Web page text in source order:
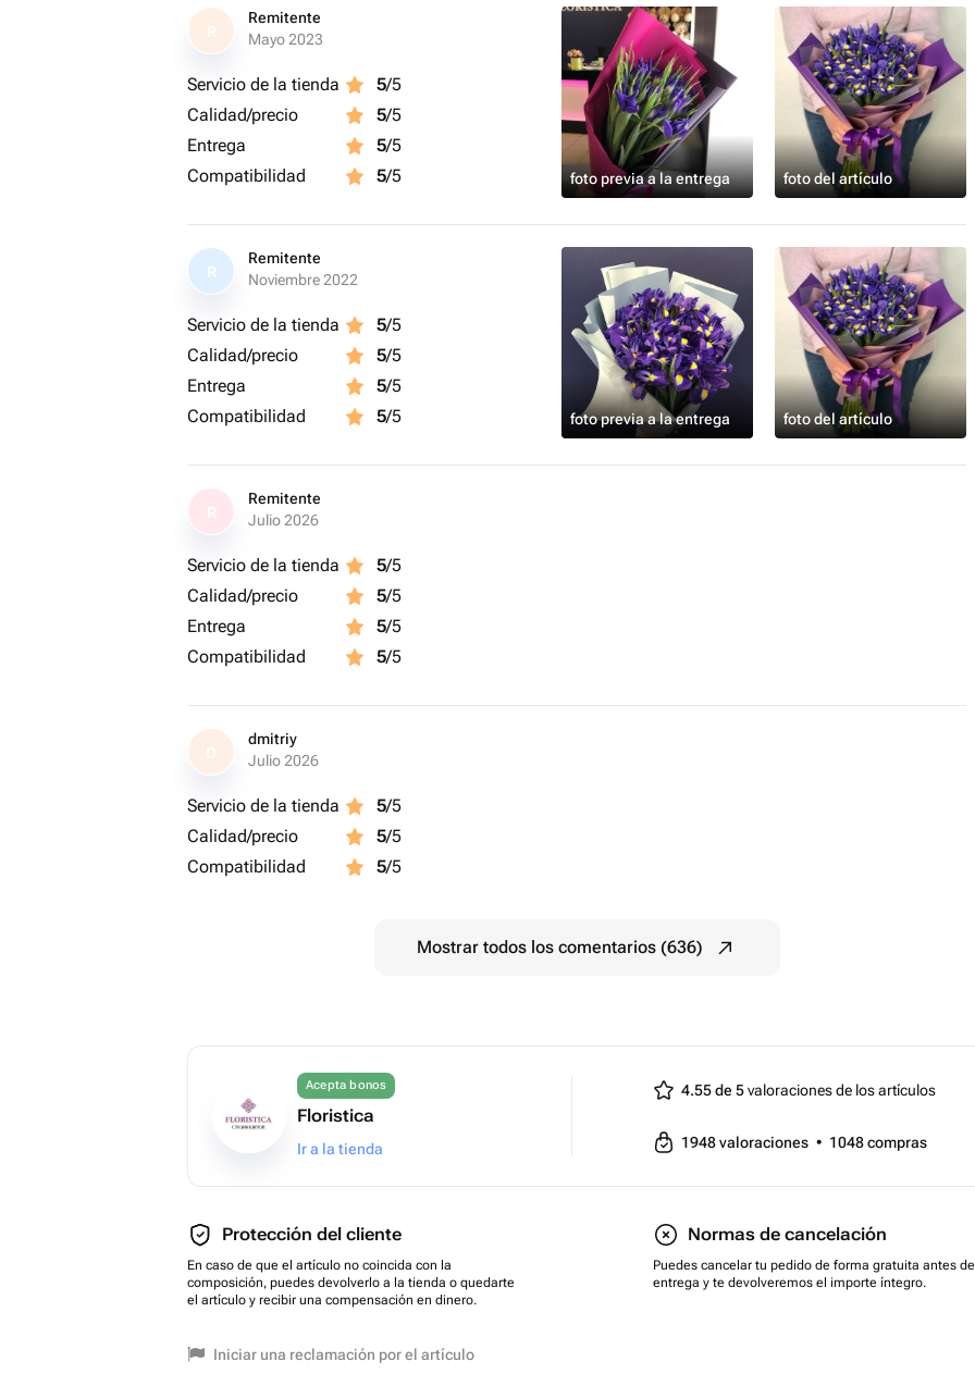
R
Remitente
Mayo 2023
Servicio de la tienda 5/5
Calidad/precio
5/5
Entrega
5/5
Compatibilidad
5/5 foto previa a la entrega foto del artículo
R
Remitente
Noviembre 2022
Servicio de la tienda 5/5
Calidad/precio
5/5
Entrega
5/5
Compatibilidad
5/5 foto previa a la entrega foto del artículo
Remitente
Julio 2026
Servicio de la tienda 5/5
Calidad/precio
5/5
Entrega
5/5
Compatibilidad
5/5
D
dmitriy
Julio 2026
Servicio de la tienda 5/5
Calidad/precio
5/5
Compatibilidad
5/5
Mostrar todos los comentarios (636)
Acepta bonos
Floristica
Ir a la tienda
4.55 de 5valoraciones de los artículos
1948valoraciones • 1048compras
Protección del cliente
En caso de que el artículo no coincida con la
composición, puedes devolverlo a la tienda o quedarte
el artículo y recibir una compensación en dinero.
Normas de cancelación
Puedes cancelar tu pedido de forma gratuita antes
entrega y te devolveremos el importe íntegro.
Iniciar una reclamación por el artículo